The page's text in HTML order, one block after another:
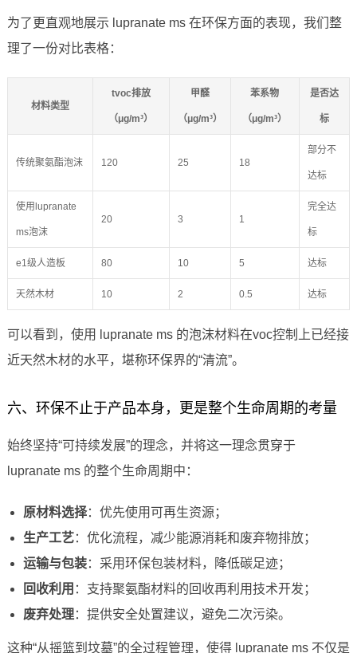
为了更直观地展示 lupranate ms 在环保方面的表现，我们整
理了一份对比表格：
材料类型
tvoc排放
（μg/m³）
甲醛
（μg/m³）
苯系物
（μg/m³）
是否达
标
传统聚氨酯泡沫 120 25 18
部分不
达标
使用lupranate
ms泡沫
20 3 1
完全达
标
e1级人造板 80 10 5 达标
天然木材 10 2 0.5 达标
可以看到，使用 lupranate ms 的泡沫材料在voc控制上已经接
近天然木材的水平，堪称环保界的“清流”。
六、环保不止于产品本身，更是整个生命周期的考量
始终坚持“可持续发展”的理念，并将这一理念贯穿于
lupranate ms 的整个生命周期中：
原材料选择：优先使用可再生资源；
生产工艺：优化流程，减少能源消耗和废弃物排放；
运输与包装：采用环保包装材料，降低碳足迹；
回收利用 ：支持聚氨酯材料的回收再利用技术开发；
废弃处理：提供安全处置建议，避免二次污染。
这种“从摇篮到坟墓”的全过程管理，使得 lupranate ms 不仅是